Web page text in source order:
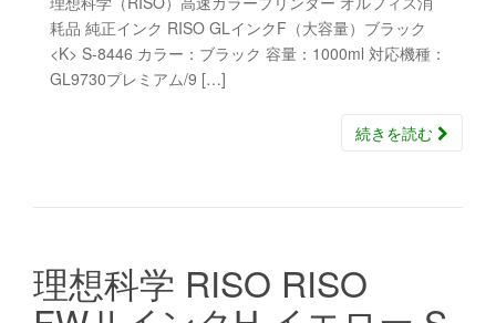
耗品 純正インク RISO GLインクF（大容量）ブラック
<K> S-8446 カラー：ブラック 容量：1000ml 対応機種：
GL9730プレミアム/9 […]
続きを読む
理想科学 RISO RISO